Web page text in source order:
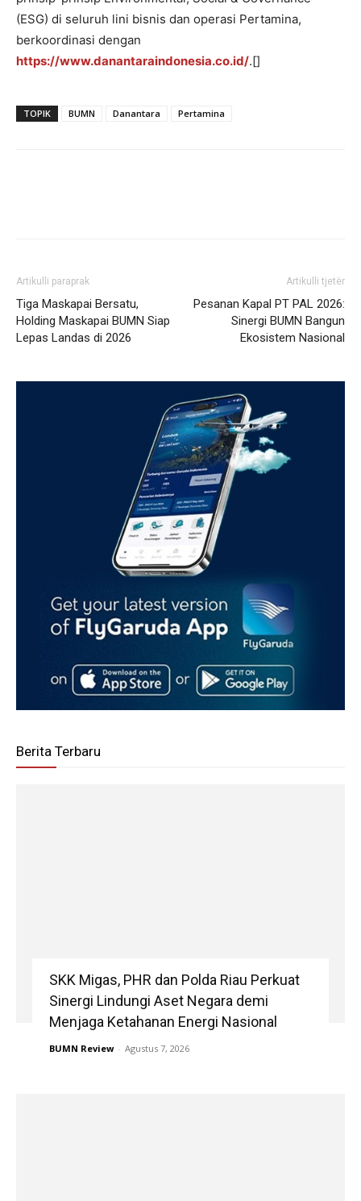
(ESG) di seluruh lini bisnis dan operasi Pertamina,
berkoordinasi dengan
https://www.danantaraindonesia.co.id/.[]
TOPIK BUMN Danantara Pertamina
Artikulli paraprak
Tiga Maskapai Bersatu,
Holding Maskapai BUMN Siap
Lepas Landas di 2026
Artikulli tjetër
Pesanan Kapal PT PAL 2026:
Sinergi BUMN Bangun
Ekosistem Nasional
Berita Terbaru
SKK Migas, PHR dan Polda Riau Perkuat
Sinergi Lindungi Aset Negara demi
Menjaga Ketahanan Energi Nasional
BUMN Review - Agustus 7, 2026